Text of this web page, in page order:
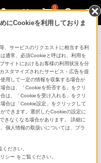
0
ウォークマン
ズ ＆ h.ear go
Edition～
にCookieを利用しておりま
、サービスのリクエストに相当する利
通常、必須Cookieと呼ばれ、利用を
サイトにおけるお客様の利用状況を分
スタマイズされたサービス・広告を提
用して一定の情報を収集する場合が
合は、「Cookieを拒否する」をクリ
は、「Cookieを受け入れる」をクリ
合は「Cookie設定」をクリックして
できます。選択したCookieの設定に
きなくなる場合があります。 詳細に
個人情報の取扱いについては、プラ
ください。
シー をご覧ください。